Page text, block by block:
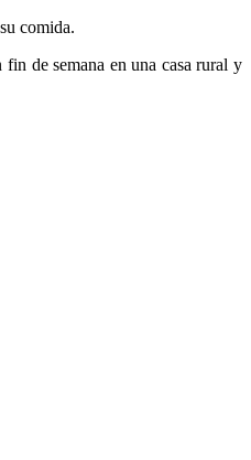
comida.
de semana en una casa rural y